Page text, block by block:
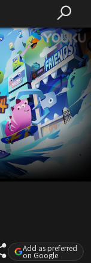
Add as preferred
on Google